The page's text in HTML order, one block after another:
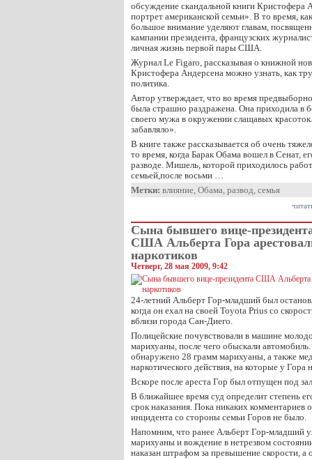
обсуждение скандальной книги
портрет американской семьи». В то время,
большое внимание уделяют главам,
кампании президента, французских
личная жизнь первой пары США.
Журнал Le Figaro, рассказывая о книжной
Кристофера Андерсена можно узнать, как
политика.
Автор утверждает, что во время
была страшно раздражена. Она приходила в
своего мужа в окружении слащавых
забавляло».
В книге также рассказывается об очень
то время, когда Барак Обама вошел в Сенат,
разводе. Мишель, которой приходилось
семьей,после восьми …
Метки: влияние, Обама, развод, семья
Сына бывшего вице-
США Альберта Гора
наркотиков
Четверг, 28 мая 2009, 9:42
24-летний Альберт Гор-младший был
когда он ехал на своей Toyota Prius со
вблизи города Сан-Диего.
Полицейские почувствовали в машине
марихуаны, после чего обыскали
обнаружено 28 грамм марихуаны, а также
наркотического действия, на которые у Гора
Вскоре после ареста Гор был отпущен под
В ближайшее время суд определит степень
срок наказания. Пока никаких комментариев
инцидента со стороны семьи Горов не было.
Напомним, что ранее Альберт Гор-младший
марихуаны и вождение в нетрезвом
наказан штрафом за превышение скорости, а